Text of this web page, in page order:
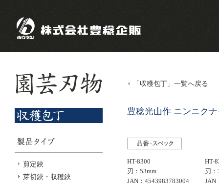
「収穫包丁」一覧へ戻る
豊稔光山作 ニンニク
HT-8300
刃：53mm
JAN：4543983783004
HT-
刃：
JAN
剪定鋏
芽切鋏・収穫鋏